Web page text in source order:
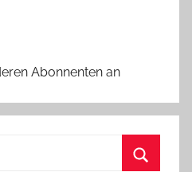
Abonnenten an